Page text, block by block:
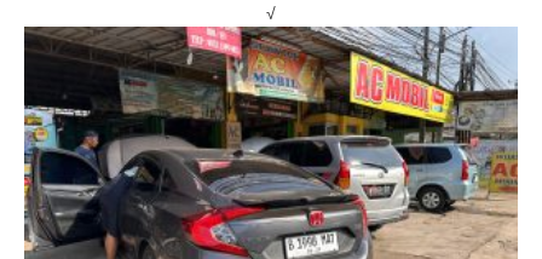
√